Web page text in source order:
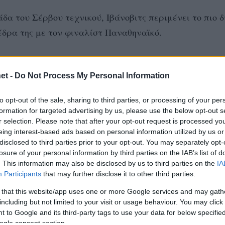
- Do Not Process My Personal Information
opt-out of the sale, sharing to third parties, or processing of your
for targeted advertising by us, please use the below opt-out
selection. Please note that after your opt-out request is processed
interest-based ads based on personal information utilized by us
to third parties prior to your opt-out. You may separately
of your personal information by third parties on the IAB’s list of
This information may also be disclosed by us to third parties on the
Participants that may further disclose it to other third parties.
that this website/app uses one or more Google services and may
but not limited to your visit or usage behaviour. You may
to Google and its third-party tags to use your data for below
consent section.
του Σέρβου τεχνικού, Ιβάνοβιτς περιμένει το πιο
της με τον φιναλίστ Παναθηναϊκό.
στην οποία έχει επιστρέψει κανονικά η διεθνής
λόγω τραυματισμού απουσίασε από το Βαλκανικό
Αγγελική Αντωνιάδου φαίνται πως έχει